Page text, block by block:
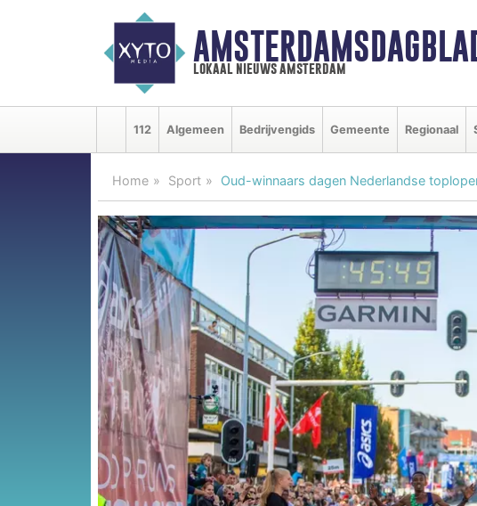
lokaal nieuws amsterdam
112 Algemeen Bedrijvengids Gemeente Regionaal
Home Sport Oud-winnaars dagen Nederlandse